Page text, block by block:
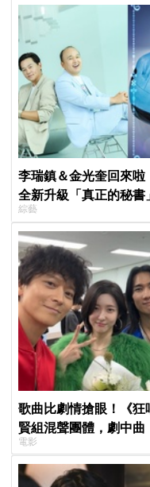
李瑞鎮＆金光奎回來啦
全新升級「真正的秘書
私生活都包辦！8月28
綜藝
歌曲比劇情搶眼！《
賢組混聲團體，劇中
電影